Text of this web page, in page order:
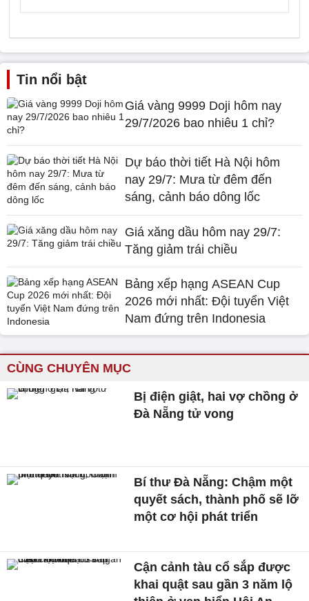
Tin nổi bật
Giá vàng 9999 Doji hôm nay
29/7/2026 bao nhiêu 1 chỉ?
Dự báo thời tiết Hà Nội hôm
nay 29/7: Mưa từ đêm đến
sáng, cảnh báo dông lốc
Giá xăng dầu hôm nay 29/7:
Tăng giảm trái chiều
Bảng xếp hạng ASEAN Cup
2026 mới nhất: Đội tuyển Việt
Nam đứng trên Indonesia
CÙNG CHUYÊN MỤC
Bị điện giật, hai vợ chồng ở
Đà Nẵng tử vong
Bí thư Đà Nẵng: Chậm một
quyết sách, thành phố sẽ lỡ
một cơ hội phát triển
Cận cảnh tàu cổ sắp được
khai quật sau gần 3 năm lộ